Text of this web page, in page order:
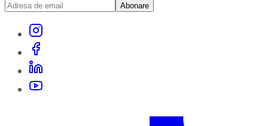
Abonare